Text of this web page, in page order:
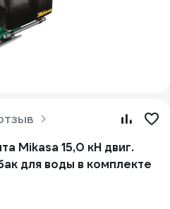
Mikasa 15,0 кН двиг.
для воды в комплекте